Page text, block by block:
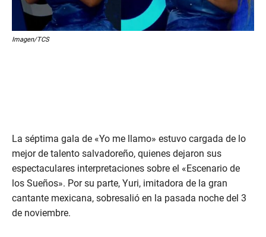
Imagen/TCS
La séptima gala de «Yo me llamo» estuvo cargada de lo
mejor de talento salvadoreño, quienes dejaron sus
espectaculares interpretaciones sobre el «Escenario de
los Sueños». Por su parte, Yuri, imitadora de la gran
cantante mexicana, sobresalió en la pasada noche del 3
de noviembre.